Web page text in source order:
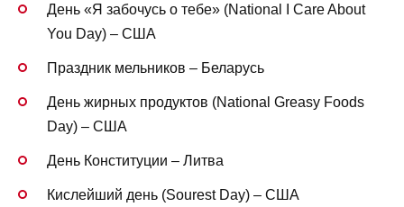
День «Я забочусь о тебе» (National I Care About
You Day) – США
Праздник мельников – Беларусь
День жирных продуктов (National Greasy Foods
Day) – США
День Конституции – Литва
Кислейший день (Sourest Day) – США